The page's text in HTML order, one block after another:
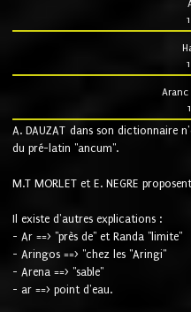
Aranc
A. DAUZAT dans son dictionnaire
du pré-latin "ancum".
M.T MORLET et E. NEGRE
Il existe d'autres explications :
- Ar ==> "près de" et Randa "limite"
- Aringos ==> "chez les "Aringi"
- Arena ==> "sable"
- ar ==> point d'eau.